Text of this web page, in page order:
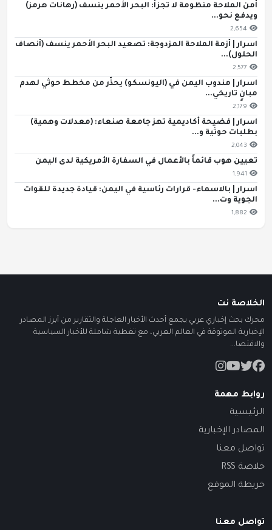
أمن الملاحة منظومة لا تجزأ: البحر الأحمر ينسف (رهانات هرمز)
ويدفع نحو...
2,654
اسرار | أزمة الملاحة المزدوجة: تصعيد البحر الأحمر ينسف (أنصاف
الحلول)...
2,577
اسرار | مندوب اليمن في (اليونسكو) يحذّر من مخطط حوثي لهدم
مبانٍ تاريخي...
2,179
اسرار | فضيحة أكاديمية تهز جامعة صنعاء: (معدلات وهمية)
بطلبات حوثية و...
2,043
تعيين هوب قائماً بالأعمال في السفارة الأمريكية لدى اليمن
1,941
اسرار | بالاسماء- قرارات رئاسية في اليمن: قيادة جديدة للقوات
الجوية وت...
1,882
الخلاصة نت
محرك بحث إخباري عربي يجمع أحدث الأخبار العاجلة والتقارير من أبرز المصادر
الإخبارية الموثوقة في العالم العربي، مع تغطية شاملة للأخبار السياسية
والاقتصا...
روابط مهمة
الرئيسية
المصادر الإخبارية
تواصل معنا
خلاصة RSS
خريطة الموقع
تواصل معنا